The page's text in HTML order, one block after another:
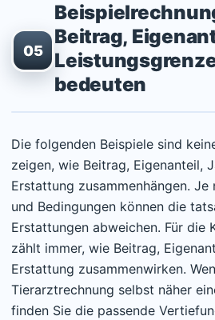
05
Beitrag,
bedeuten
Die folgenden Beispiele sind
zeigen, wie Beitrag, Eigenanteil,
Erstattung zusammenhängen. Je
und Bedingungen können die
Erstattungen abweichen. Für die
zählt immer, wie Beitrag,
Erstattung zusammenwirken.
Tierarztrechnung selbst näher
finden Sie die passende